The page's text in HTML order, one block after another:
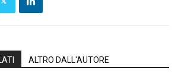
ALTRO DALL'AUTORE